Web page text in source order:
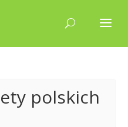
polskich